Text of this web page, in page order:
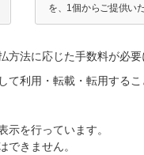
を、1個からご提供い
法に応じた手数料が必要
利用・転載・転用するこ
を行っています。
できません。